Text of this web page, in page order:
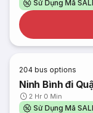
Sử Dụng Mã
204 bus options
Ninh Bình đi
2 Hr 0 Min
Sử Dụng Mã